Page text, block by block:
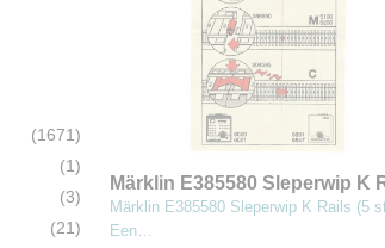
(1671)
(1)
(3)
(21)
Märklin E385580 Sleperwip K
(5 stuks) (MBT3)
Märklin E385580 Sleperwip K Rails (5
Een…